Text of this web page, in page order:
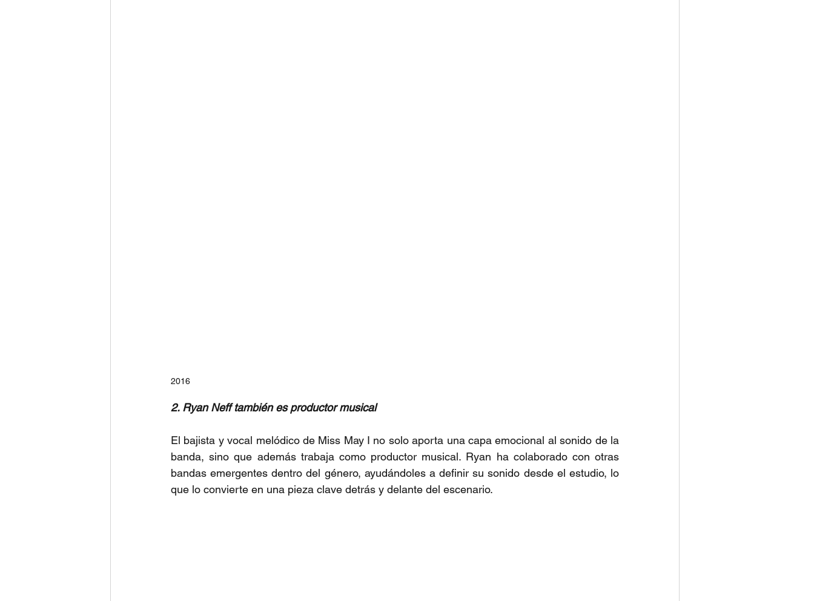
2016
2. Ryan Neff también es productor musical
El bajista y vocal melódico de Miss May I no solo aporta una capa emocional al sonido de la
banda, sino que además trabaja como productor musical. Ryan ha colaborado con otras
bandas emergentes dentro del género, ayudándoles a definir su sonido desde el estudio, lo
que lo convierte en una pieza clave detrás y delante del escenario.